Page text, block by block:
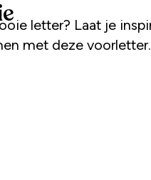
met deze voorletter.